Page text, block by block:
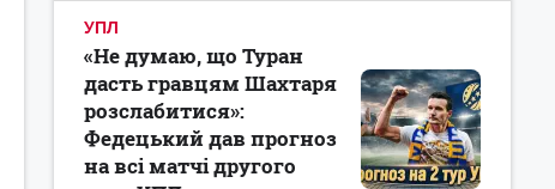
УПЛ
«Не думаю, що Туран
дасть гравцям Шахтаря
розслабитися»:
Федецький дав прогноз
на всі матчі другого